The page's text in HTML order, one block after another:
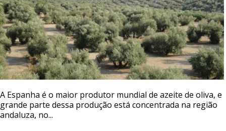
A Espanha é o maior produtor mundial de azeite de oliva, e
grande parte dessa produção está concentrada na região
andaluza, no...